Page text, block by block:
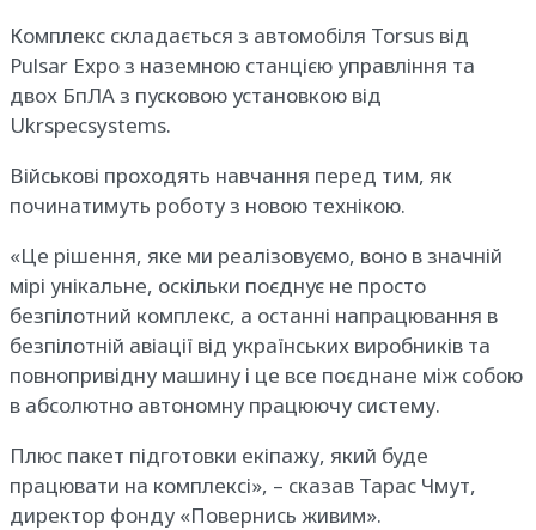
Комплекс складається з автомобіля Torsus від
Pulsar Expo з наземною станцією управління та
двох БпЛА з пусковою установкою від
Ukrspecsystems.
Військові проходять навчання перед тим, як
починатимуть роботу з новою технікою.
«Це рішення, яке ми реалізовуємо, воно в значній
мірі унікальне, оскільки поєднує не просто
безпілотний комплекс, а останні напрацювання в
безпілотній авіації від українських виробників та
повнопривідну машину і це все поєднане між собою
в абсолютно автономну працюючу систему.
Плюс пакет підготовки екіпажу, який буде
працювати на комплексі», – сказав Тарас Чмут,
директор фонду «Повернись живим».